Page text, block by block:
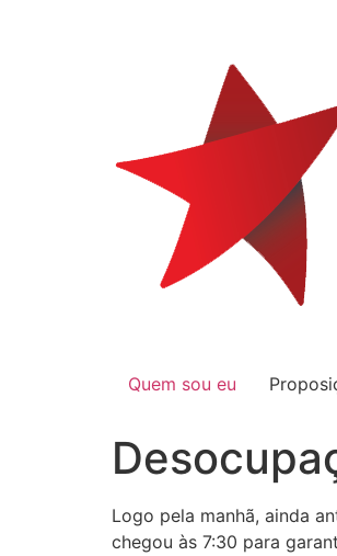
Quem sou eu
Logo pela manhã, ainda
chegou às 7:30 para